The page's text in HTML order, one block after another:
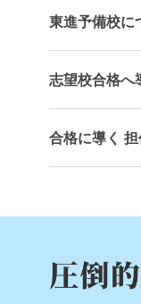
東進予備校に
志望校合格へ
合格に導く